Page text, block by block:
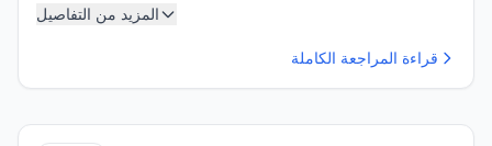
المزيد من التفاصيل
قراءة المراجعة الكاملة